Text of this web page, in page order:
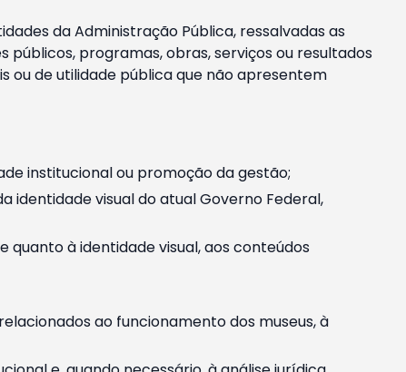
da Administração Pública, ressalvadas as
programas, obras, serviços ou resultados
ou de utilidade pública que não apresentem
institucional ou promoção da gestão;
identidade visual do atual Governo Federal,
quanto à identidade visual, aos conteúdos
ao funcionamento dos museus, à